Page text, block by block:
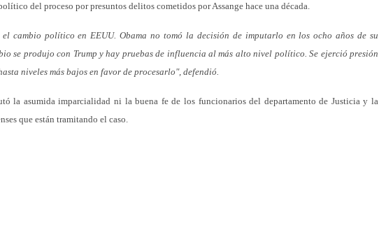
del proceso por presuntos delitos cometidos por Assange hace una década.
cambio político en EEUU. Obama no tomó la decisión de imputarlo en los ocho años de su
se produjo con Trump y hay pruebas de influencia al más alto nivel político. Se ejerció presión
niveles más bajos en favor de procesarlo", defendió.
la asumida imparcialidad ni la buena fe de los funcionarios del departamento de Justicia y la
que están tramitando el caso.